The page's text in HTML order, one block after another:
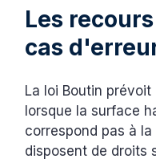
Les
cas
La loi Boutin
lorsque la surface
correspond pas à
disposent de droits